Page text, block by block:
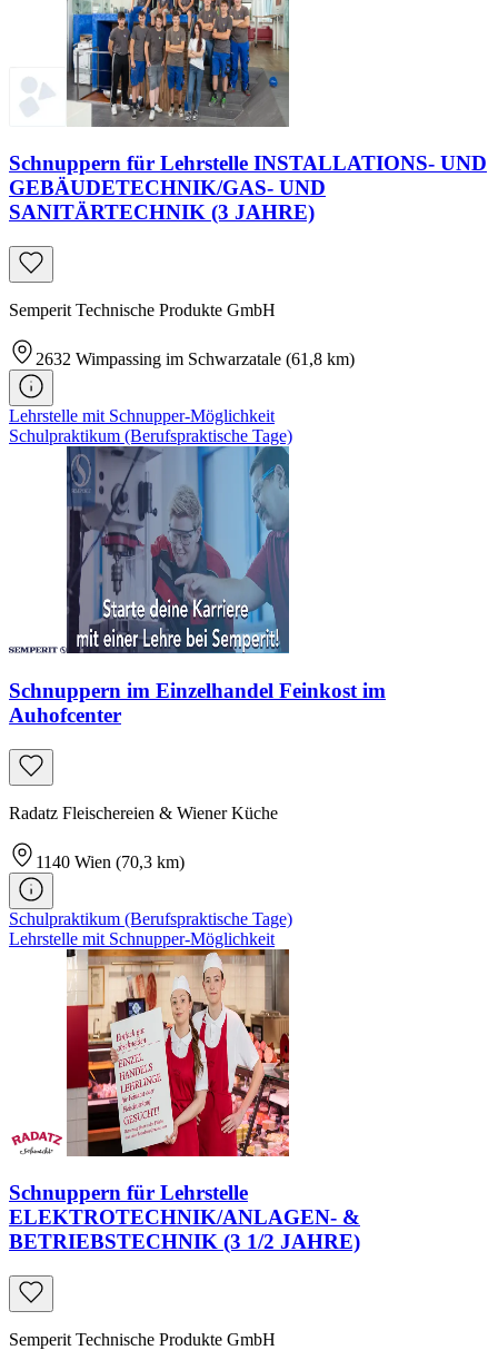
Schnuppern für Lehrstelle INSTALLATIONS- UND
GEBÄUDETECHNIK/GAS- UND
SANITÄRTECHNIK (3 JAHRE)
Semperit Technische Produkte GmbH
2632 Wimpassing im Schwarzatale (61,8 km)
Lehrstelle mit Schnupper-Möglichkeit
Schulpraktikum (Berufspraktische Tage)
Schnuppern im Einzelhandel Feinkost im
Auhofcenter
Radatz Fleischereien & Wiener Küche
1140 Wien (70,3 km)
Schulpraktikum (Berufspraktische Tage)
Lehrstelle mit Schnupper-Möglichkeit
Schnuppern für Lehrstelle
ELEKTROTECHNIK/ANLAGEN- &
BETRIEBSTECHNIK (3 1/2 JAHRE)
Semperit Technische Produkte GmbH